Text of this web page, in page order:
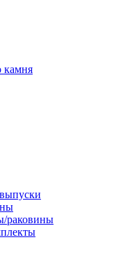
камня
раковины